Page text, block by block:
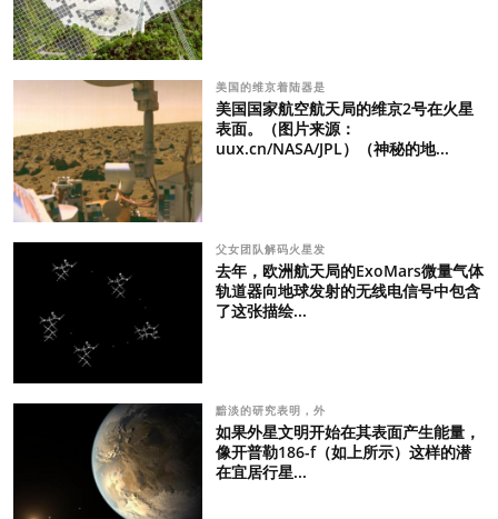
美国的维京着陆器是
美国国家航空航天局的维京2号在火星
表面。（图片来源：
uux.cn/NASA/JPL）（神秘的地...
父女团队解码火星发
去年，欧洲航天局的ExoMars微量气体
轨道器向地球发射的无线电信号中包含
了这张描绘...
黯淡的研究表明，外
如果外星文明开始在其表面产生能量，
像开普勒186-f（如上所示）这样的潜
在宜居行星...